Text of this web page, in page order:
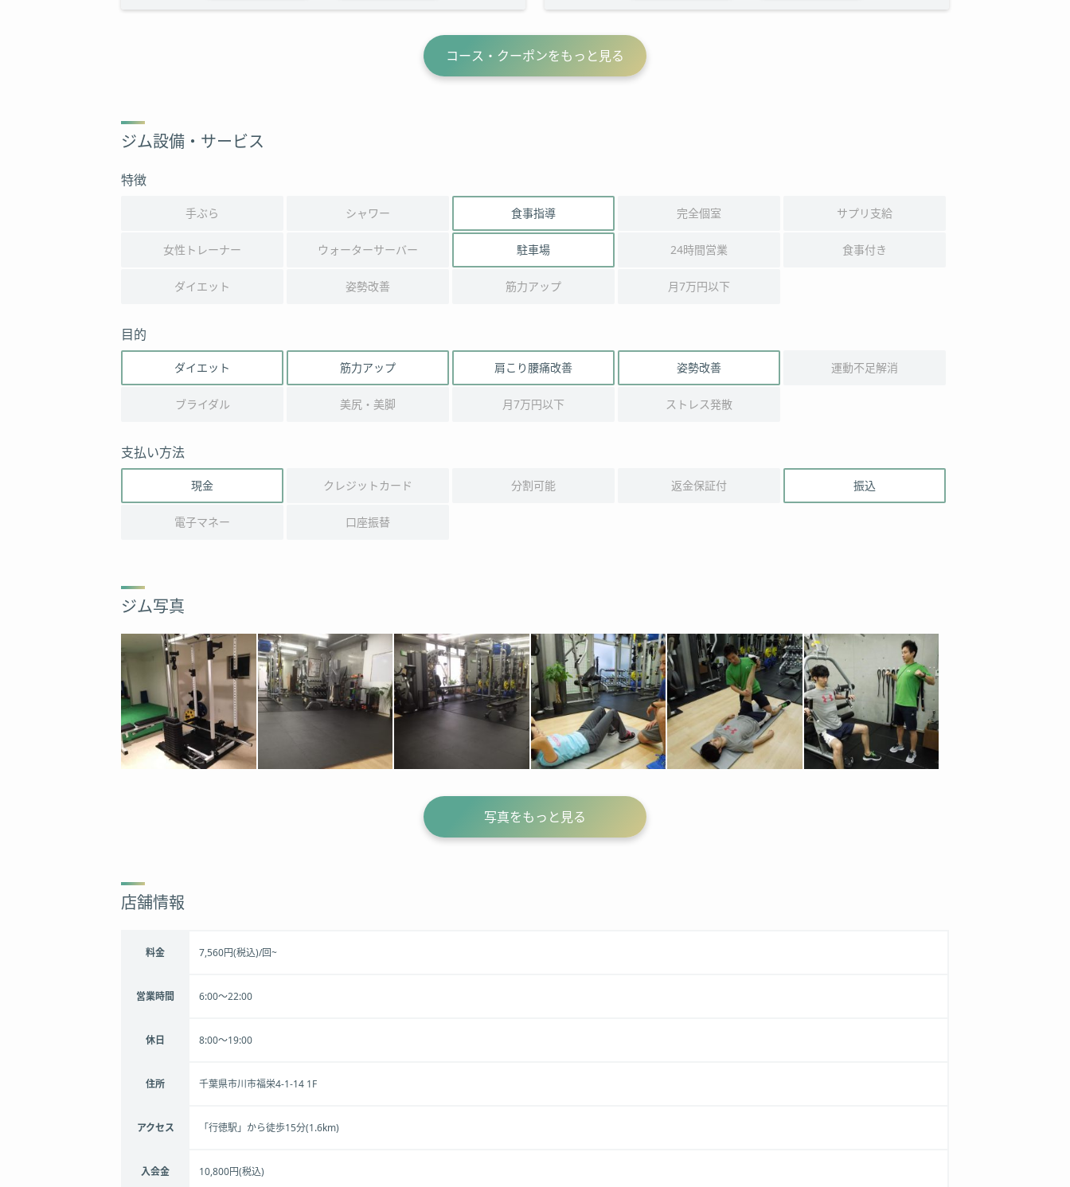
コース・クーポンをもっと見る
ジム設備・サービス
特徴
手ぶら シャワー 食事指導 完全個室 サプリ支給
女性トレーナー ウォーターサーバー 駐車場 24時間営業 食事付き
ダイエット 姿勢改善 筋力アップ 月7万円以下
目的
ダイエット 筋力アップ 肩こり腰痛改善 姿勢改善 運動不足解消
ブライダル 美尻・美脚 月7万円以下 ストレス発散
支払い方法
現金 クレジットカード 分割可能 返金保証付 振込
電子マネー 口座振替
ジム写真
写真をもっと見る
店舗情報
料金 7,560円(税込)/回~
営業時間 6:00～22:00
休日 8:00～19:00
住所 千葉県市川市福栄4-1-14 1F
アクセス 「行徳駅」から徒歩15分(1.6km)
入会金 10,800円(税込)